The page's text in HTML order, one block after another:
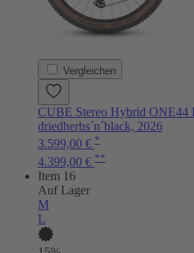
Vergleichen
CUBE Stereo Hybrid ONE44
driedherbs´n´black, 2026
3.599,00 € *
4.399,00 € **
Item 16
Auf Lager
M
L